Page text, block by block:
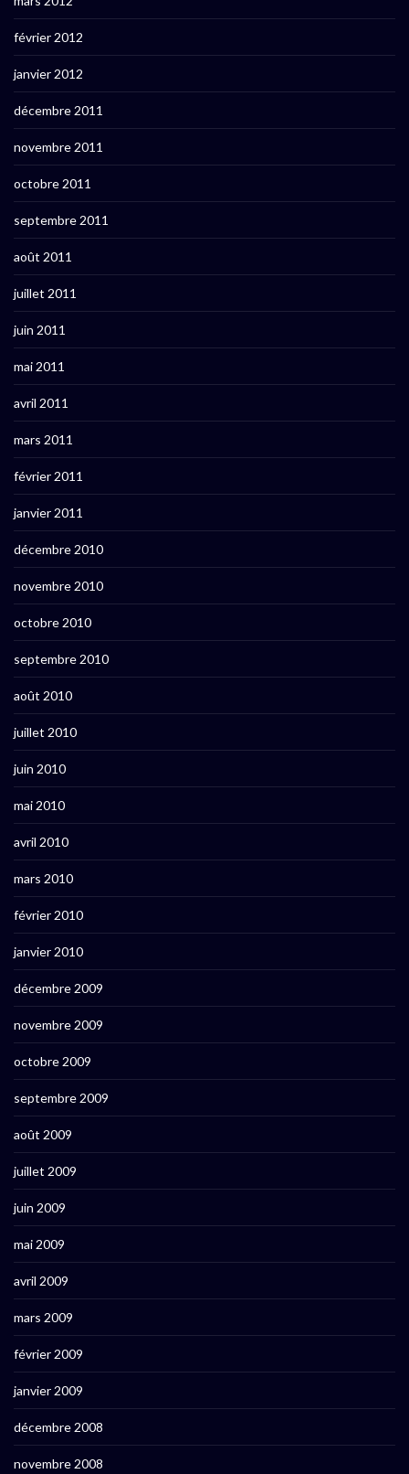
février 2012
janvier 2012
décembre 2011
novembre 2011
octobre 2011
septembre 2011
août 2011
juillet 2011
juin 2011
mai 2011
avril 2011
mars 2011
février 2011
janvier 2011
décembre 2010
novembre 2010
octobre 2010
septembre 2010
août 2010
juillet 2010
juin 2010
mai 2010
avril 2010
mars 2010
février 2010
janvier 2010
décembre 2009
novembre 2009
octobre 2009
septembre 2009
août 2009
juillet 2009
juin 2009
mai 2009
avril 2009
mars 2009
février 2009
janvier 2009
décembre 2008
novembre 2008